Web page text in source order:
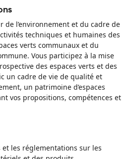
de travail
de l’environnement et du cadre de
techniques et humaines des
verts communaux et du
Vous participez à la mise
des espaces verts et des
un cadre de vie de qualité et
un patrimoine d’espaces
vos propositions, compétences et
les missions
des équipes
avec les responsables des
les réglementations sur les